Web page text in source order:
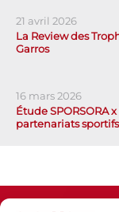
21 avril 2026
La Review des
Garros
16 mars 2026
Étude SPORSORA
partenariats